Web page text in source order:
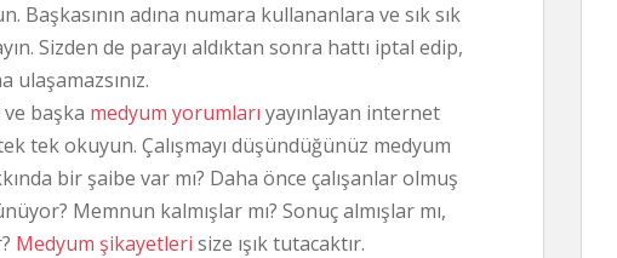
Başkasının adına numara kullananlara ve sık sık
Sizden de parayı aldıktan sonra hattı iptal edip,
başka medyum yorumları yayınlayan internet
tek okuyun. Çalışmayı düşündüğünüz medyum
bir şaibe var mı? Daha önce çalışanlar olmuş
Memnun kalmışlar mı? Sonuç almışlar mı,
Medyum şikayetleri size ışık tutacaktır.